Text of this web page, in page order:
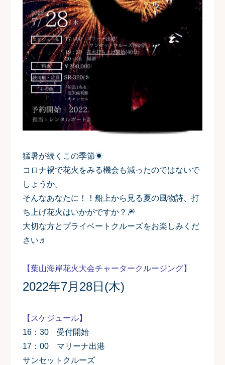
猛暑が続くこの季節☀
コロナ禍で花火をみる機会も減ったのではないで
しょうか。
そんなあなたに！！船上から見る夏の風物詩、打
ち上げ花火はいかがですか？🎆
大切な方とプライベートクルーズをお楽しみくだ
さい♬
【葉山海岸花火大会チャータークルージング】
2022年7月28日(木)
【スケジュール】
16：30 受付開始
17：00 マリーナ出港
サンセットクルーズ